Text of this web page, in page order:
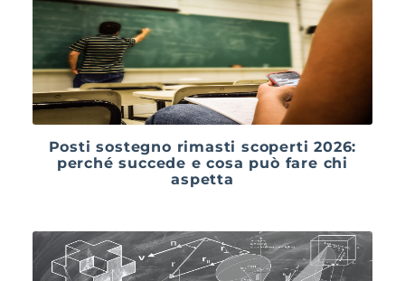
Posti sostegno rimasti scoperti 2026:
perché succede e cosa può fare chi
aspetta